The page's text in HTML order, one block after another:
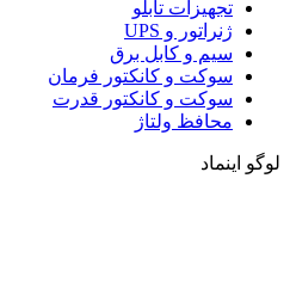
تجهیزات تابلو
ژنراتور و UPS
سیم و کابل برق
سوکت و کانکتور فرمان
سوکت و کانکتور قدرت
محافظ ولتاژ
لوگو اینماد